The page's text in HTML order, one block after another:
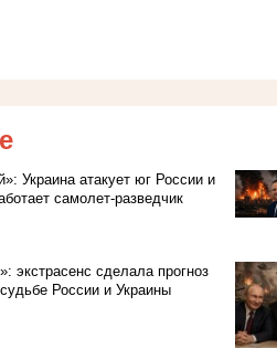
Украина атакует юг России и
самолет-разведчик
экстрасенс сделала прогноз
России и Украины